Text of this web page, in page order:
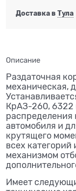
Доставка в Тула
Описание
Раздаточная
механическая,
КрАЗ-260, 6322
распределения
автомобиля и
крутящего
всех
механизмом
Имеет